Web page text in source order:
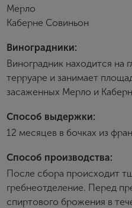
Мерло
Каберне Совиньон
Виноградники:
Виноградник находится на
терруаре и занимает
засаженных Мерло и
Способ выдержки:
12 месяцев в бочках из
Способ производства:
После сбора происходит
гребнеотделение. Перед
спиртового брожения в
E-mail
Пароль
Я согласен с условиями
соглашения
скидкой